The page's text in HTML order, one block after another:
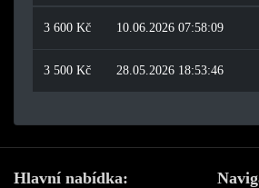
3 600 Kč 10.06.2026 07:58:09
3 500 Kč 28.05.2026 18:53:46
Hlavní nabídka: